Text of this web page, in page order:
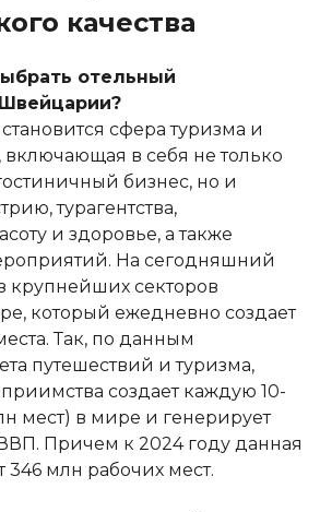
качества
отельный
сфера туризма и
включающая в себя не только
бизнес, но и
турагентства,
и здоровье, а также
На сегодняшний
крупнейших секторов
который ежедневно создает
Так, по данным
путешествий и туризма,
создает каждую 10-
мест) в мире и генерирует
Причем к 2024 году данная
346 млн рабочих мест.